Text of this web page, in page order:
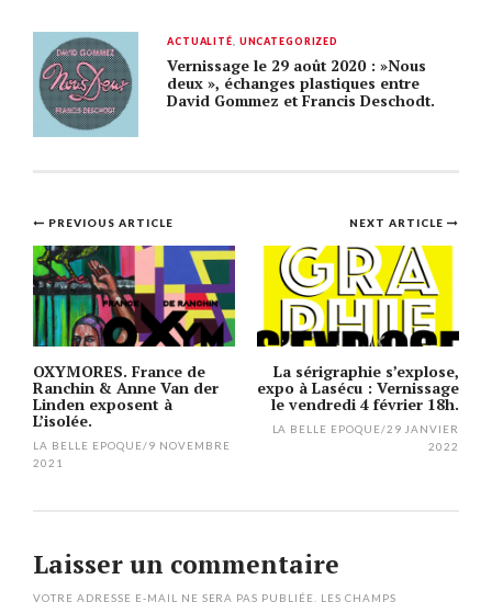
ACTUALITÉ UNCATEGORIZED
Vernissage le 29 août 2020 : »Nous
deux », échanges plastiques entre
David Gommez et Francis Deschodt.
Post
navigation
NEXT ARTICLE
La sérigraphie s’explose,
expo à Lasécu : Vernissage
le vendredi 4 février 18h.
LA BELLE EPOQUE/29 JANVIER
2022
PREVIOUS ARTICLE
OXYMORES. France de
Ranchin & Anne Van der
Linden exposent à
L’isolée.
LA BELLE EPOQUE/9 NOVEMBRE
2021
Laisser un commentaire
VOTRE ADRESSE E-MAIL NE SERA PAS PUBLIÉE.
LES CHAMPS